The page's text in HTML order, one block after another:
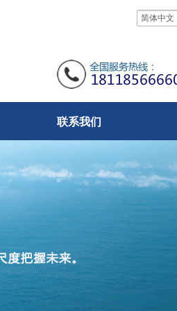
简体中文
联系我们